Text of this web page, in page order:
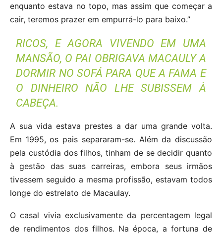
enquanto estava no topo, mas assim que começar a
cair, teremos prazer em empurrá-lo para baixo.”
RICOS, E AGORA VIVENDO EM UMA
MANSÃO, O PAI OBRIGAVA MACAULY A
DORMIR NO SOFÁ PARA QUE A FAMA E
O DINHEIRO NÃO LHE SUBISSEM À
CABEÇA.
A sua vida estava prestes a dar uma grande volta.
Em 1995, os pais separaram-se. Além da discussão
pela custódia dos filhos, tinham de se decidir quanto
à gestão das suas carreiras, embora seus irmãos
tivessem seguido a mesma profissão, estavam todos
longe do estrelato de Macaulay.
O casal vivia exclusivamente da percentagem legal
de rendimentos dos filhos. Na época, a fortuna de